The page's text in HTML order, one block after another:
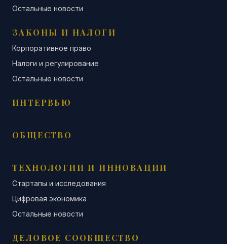
Остальные новости
ЗАКОНЫ И НАЛОГИ
Корпоративное право
Налоги и регулирование
Остальные новости
ИНТЕРВЬЮ
ОБЩЕСТВО
ТЕХНОЛОГИИ И ИННОВАЦИИ
Стартапы и исследования
Цифровая экономика
Остальные новости
ДЕЛОВОЕ СООБЩЕСТВО